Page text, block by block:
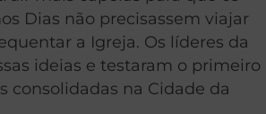
Dias não precisassem viajar
a Igreja. Os líderes da
ideias e testaram o primeiro
consolidadas na Cidade da